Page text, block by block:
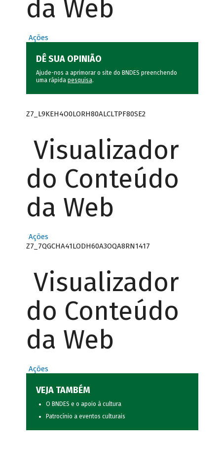
da Web
Ações
DÊ SUA OPINIÃO
Ajude-nos a aprimorar o site do BNDES preenchendo
uma rápida pesquisa.
Z7_L9KEH4O0LORH80ALCLTPF80SE2
Visualizador
do Conteúdo
da Web
Ações
Z7_7QGCHA41LODH60A3OQA8RN1417
Visualizador
do Conteúdo
da Web
Ações
VEJA TAMBÉM
O BNDES e o apoio à cultura
Patrocínio a eventos culturais